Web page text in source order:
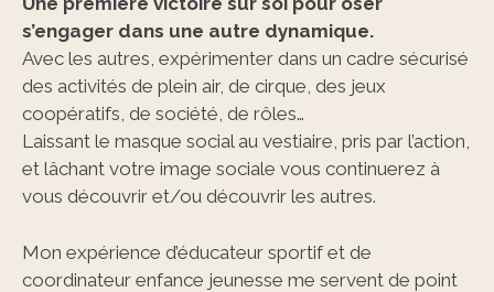
s’engager dans une autre dynamique.
Avec les autres, expérimenter dans un cadre sécurisé
des activités de plein air, de cirque, des jeux
coopératifs, de société, de rôles…
Laissant le masque social au vestiaire, pris par l’action,
et lâchant votre image sociale vous continuerez à
vous découvrir et/ou découvrir les autres.
Mon expérience d’éducateur sportif et de
coordinateur enfance jeunesse me servent de point